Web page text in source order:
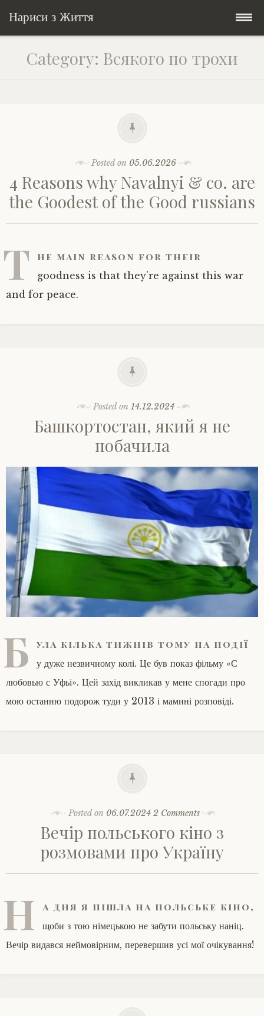
Нариси з Життя
Skip
content
Мандри
Соло автостоп
Освіта і виховання
Соціальне
Поезія
Всякого по трохи
poetry
My Speeches/Мої промови
Category: Всякого по трохи
Posted on 05.06.2026
4 Reasons why Navalnyi & co. are
the Goodest of the Good russians
T he main reason for their
goodness is that they're against this war
and for peace.
Posted on14.12.2024
Башкортостан, який я не
побачила
Б ула кілька тижнів тому на події
у дуже незвичному колі. Це був показ фільму «С
любовью с Уфьі». Цей захід викликав у мене спогади про
мою останню подорож туди у 2013 і мамині розповіді.
Posted on 06.07.2024 2 Comments
Вечір польського кіно з
розмовами про Україну
Н а дня я пішла на польське кіно,
щоби з тою німецькою не забути польську наніц.
Вечір видався неймовірним, перевершив усі мої очікування!